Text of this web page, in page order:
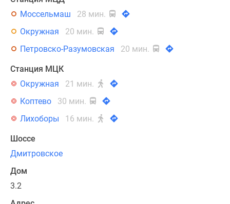
Моссельмаш
28 мин.
Окружная
20 мин.
Петровско-Разумовская
20 мин.
Станция МЦК
Окружная
21 мин.
Коптево
30 мин.
Лихоборы
16 мин.
Шоссе
Дмитровское
Дом
3.2